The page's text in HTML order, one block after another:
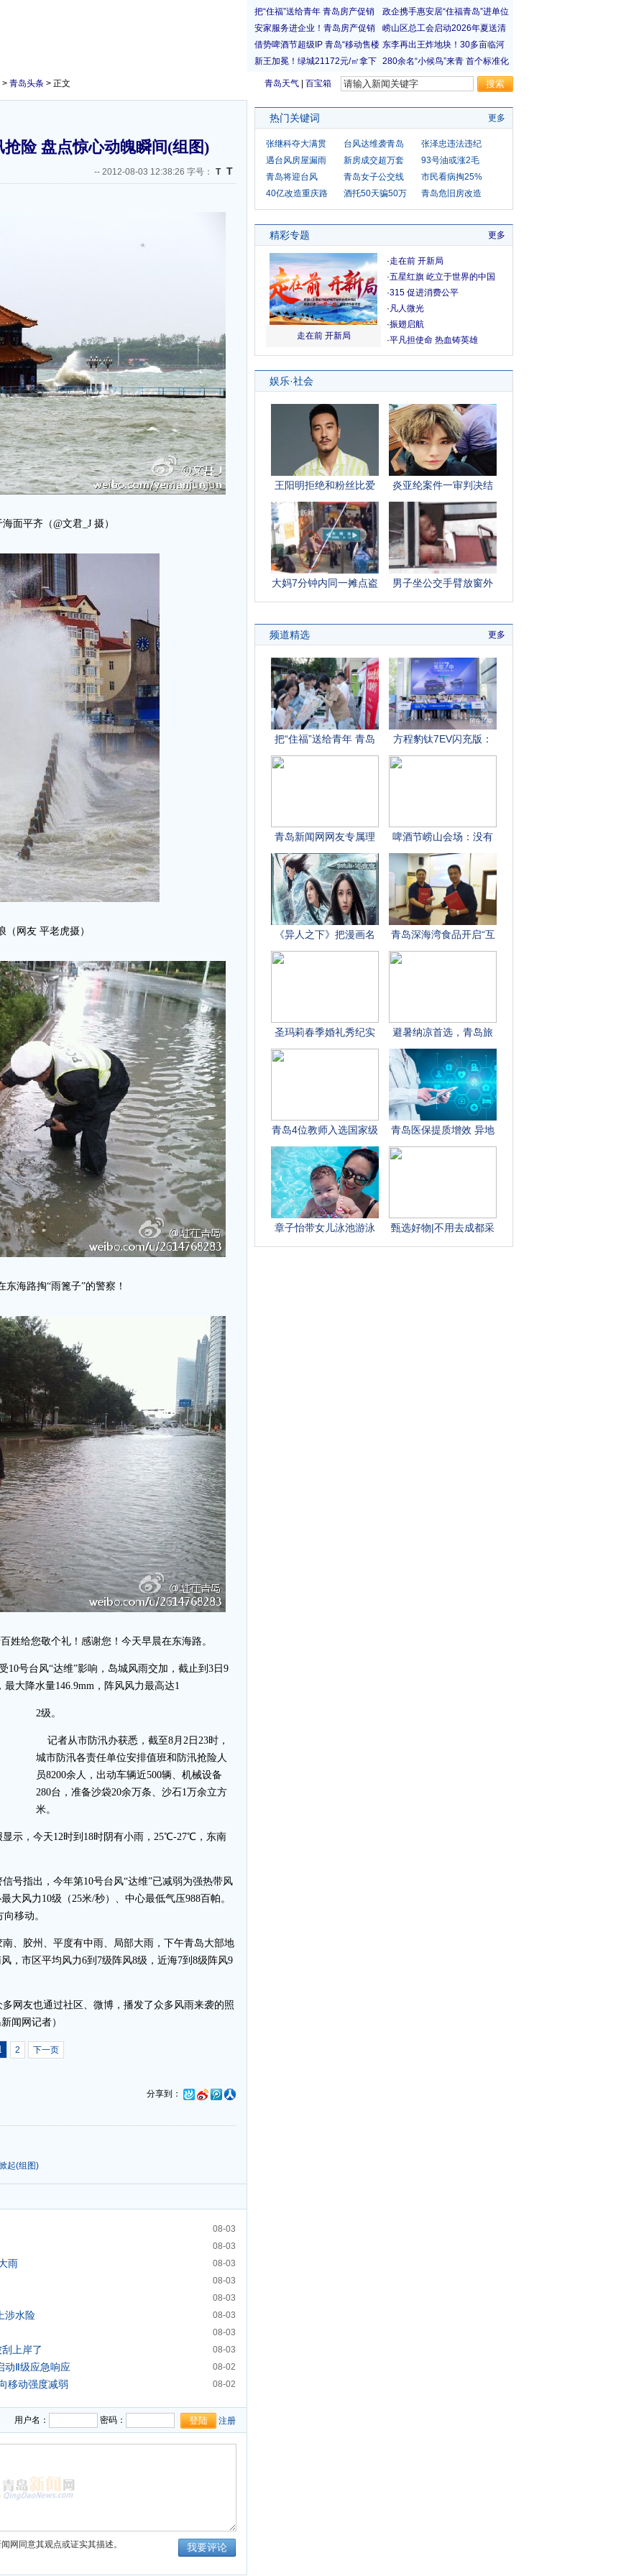
青岛天气 百宝箱
> 青岛头条 > 正文
险 盘点惊心动魄瞬间(组图)
-- 2012-08-03 12:38:26 字号： T T
面平齐（@文君_J 摄）
（网友 平老虎摄）
东海路掏“雨篦子”的警察！
姓给您敬个礼！感谢您！今天早晨在东海路。
号台风“达维”影响，岛城风雨交加，截止到3日9
大降水量146.9mm，阵风风力最高达1
2级。
记者从市防汛办获悉，截至8月2日23时，
城市防汛各责任单位安排值班和防汛抢险人
员8200余人，出动车辆近500辆、机械设备
280台，准备沙袋20余万条、沙石1万余立方
米。
示，今天12时到18时阴有小雨，25℃-27℃，东南
指出，今年第10号台风“达维”已减弱为强热带风
大风力10级（25米/秒）、中心最低气压988百帕。
移动。
、胶州、平度有中雨、局部大雨，下午青岛大部地
，市区平均风力6到7级阵风8级，近海7到8级阵风9
网友也通过社区、微博，播发了众多风雨来袭的照
闻网记者）
2 下一页
分享到：
起(组图)
08-03
08-03
08-03
雨
08-03
08-03
08-03
涉水险
08-03
08-03
上岸了
08-02
动Ⅱ级应急响应
08-02
移动强度减弱
用户名： 密码： 注册
网同意其观点或证实其描述。
热门关键词 更多
张继科夺大满贯 台风达维袭青岛
张泽忠违法违纪
遇台风房屋漏雨
新房成交超万套
93号油或涨2毛
青岛将迎台风
青岛女子公交线
市民看病掏25%
40亿改造重庆路
酒托50天骗50万 青岛危旧房改造